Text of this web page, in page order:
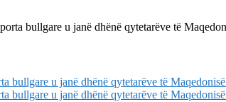
bullgare u janë dhënë qytetarëve të
bullgare u janë dhënë qytetarëve të
bullgare u janë dhënë qytetarëve të